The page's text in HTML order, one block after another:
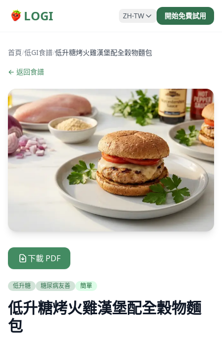
LOGI ZH-TW 開始免費試用
首頁/低GI食譜/低升糖烤火雞漢堡配全穀物麵包
← 返回食譜
下載 PDF
低升糖 糖尿病友善 簡單
低升糖烤火雞漢堡配全穀物麵
包